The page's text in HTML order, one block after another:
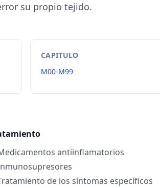
su propio tejido.
CAPITULO
M00-M99
antiinflamatorios
de los síntomas específicos